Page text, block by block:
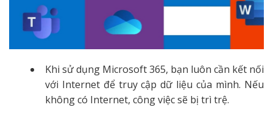
Khi sử dụng Microsoft 365, bạn luôn cần kết nối
với Internet để truy cập dữ liệu của mình. Nếu
không có Internet, công việc sẽ bị trì trệ.